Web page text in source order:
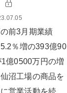
前3月期業績
％増の393億90
億0500万円の増
沼工場の商品を
営業活動を続